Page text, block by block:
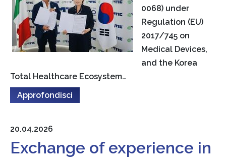
0068) under
Regulation (EU)
2017/745 on
Medical Devices,
and the Korea
Total Healthcare Ecosystem…
Approfondisci
20.04.2026
Exchange of experience in